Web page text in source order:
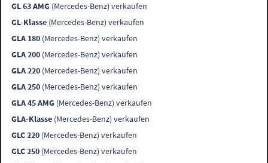
GL 63 AMG (Mercedes-Benz) verkaufen
GL-Klasse (Mercedes-Benz) verkaufen
GLA 180 (Mercedes-Benz) verkaufen
GLA 200 (Mercedes-Benz) verkaufen
GLA 220 (Mercedes-Benz) verkaufen
GLA 250 (Mercedes-Benz) verkaufen
GLA 45 AMG (Mercedes-Benz) verkaufen
GLA-Klasse (Mercedes-Benz) verkaufen
GLC 220 (Mercedes-Benz) verkaufen
GLC 250 (Mercedes-Benz) verkaufen